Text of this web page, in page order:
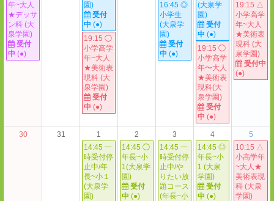
年~大人
★デッサ
ン科 (大
泉学園)
受付
中 (●)
園)
受付
中 (●)
19:15 ◯
小学高学
年~大人
★美術表
現科 (大
泉学園)
受付
中 (●)
16:45 ◎
小学生
(大泉学
園)
受付
中 (●)
(大泉学
園)
受付
中 (●)
19:15 ◯
小学高学
年〜大人
★美術表
現科(大
泉学園)
受付
中 (●)
19:15 △
小学高学
年~大人
★美術表
現科 (大
泉学園)
受付中
(●)
30 31
1
14:45 一
時受付停
止中/年
長~小１
(大泉学
園)
2
14:45 ◯
年長~小
1(大泉学
園)
受付
中 (●)
3
14:45 一
時受付停
止中/や
りたい放
題コース
(年長~小
4
14:45 ◎
年長~小
1 (大泉
学園)
受付
中 (●)
5
10:15 △
小高学年
~大人★
美術表現
科 (大泉
学園)